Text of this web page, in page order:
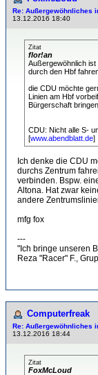
Re: Außergewöhnliches
13.12.2016 18:40
Zitat
flor!an
Außergewöhnlich
durch den Hbf fahren
die CDU möchte
Linien am Hbf
Bürgerschaft
CDU: Nicht alle S-
[www.abendblatt.de]
Ich denke die CDU
durchs Zentrum
verbinden. Bspw.
Altona. Hat zwar
andere
mfg fox
---
"Ich bringe unseren
Reza "Racer" F.,
Computerfreak
Re: Außergewöhnliches
13.12.2016 18:44
Zitat
FoxMcLoud